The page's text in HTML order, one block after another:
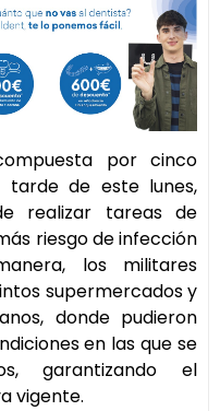
por cinco
tarde de este lunes,
realizar tareas de
riesgo de infección
los militares
supermercados y
donde pudieron
en las que se
garantizando el
vigente.